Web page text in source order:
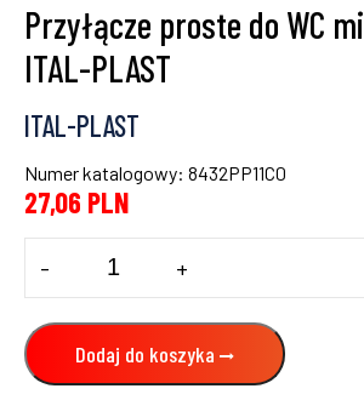
Przyłącze proste do WC
ITAL-PLAST
ITAL-PLAST
Numer katalogowy: 8432PP11C0
27,06 PLN
Przyłącze
proste
WC
mimośrodowe
ITAL-
- +
Dodaj do koszyka